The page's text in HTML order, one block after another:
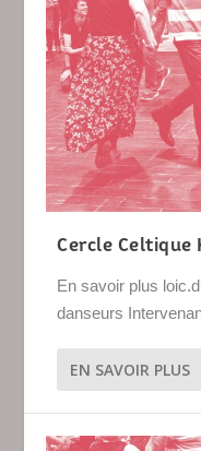
Cercle Celtique
En savoir plus
danseurs
EN SAVOIR PLUS